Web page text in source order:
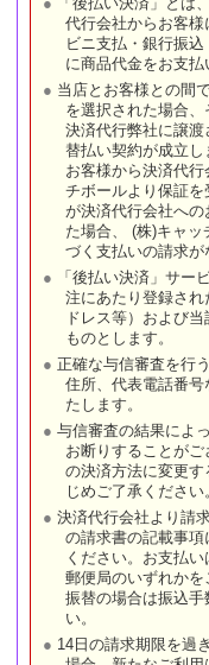
「後払い決済」とは
代行会社からお客
ビニ支払・銀行振
に商品代金をお支払
当店とお客様との間
を選択された場合
決済代行弊社に譲
替払い契約が成立
お客様から決済代
チボールより保証
が決済代行会社へ
た場合、 (株)キャ
づく支払いの請求が
「後払い決済」サー
注にあたり登録さ
ドレス等）および
ものとします。
正確な与信審査を行
住所、代表電話番
たします。
与信審査の結果によ
お断りすることが
の決済方法に変更
じめご了承ください
決済代行会社より請
の請求書の記載事
ください。お支払
郵便局のいずれか
振替の場合は振込手
い。
14日の請求期限を過